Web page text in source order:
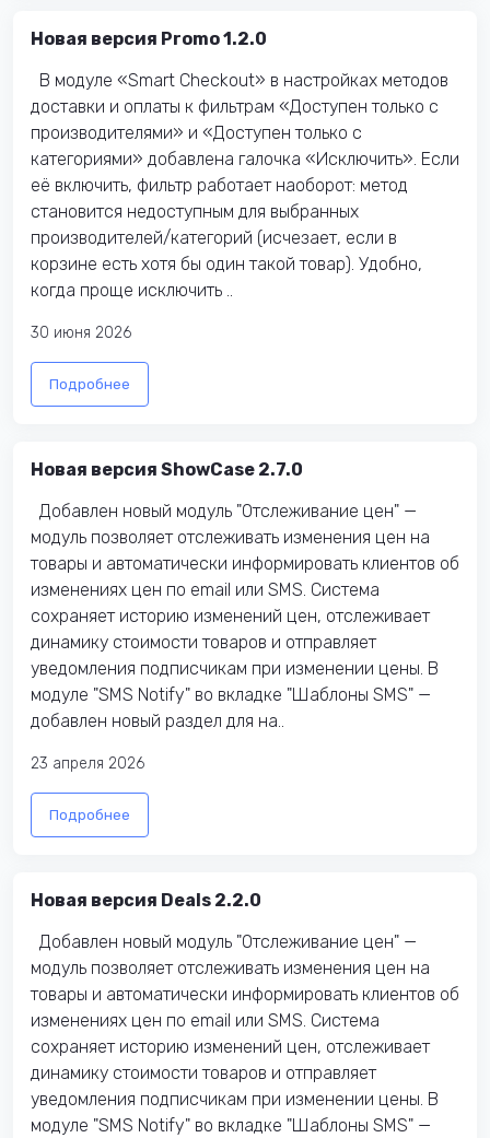
Новая версия Promo 1.2.0
В модуле «Smart Checkout» в настройках методов
доставки и оплаты к фильтрам «Доступен только с
производителями» и «Доступен только с
категориями» добавлена галочка «Исключить». Если
её включить, фильтр работает наоборот: метод
становится недоступным для выбранных
производителей/категорий (исчезает, если в
корзине есть хотя бы один такой товар). Удобно,
когда проще исключить ..
30 июня 2026
Подробнее
Новая версия ShowCase 2.7.0
Добавлен новый модуль "Отслеживание цен" —
модуль позволяет отслеживать изменения цен на
товары и автоматически информировать клиентов об
изменениях цен по email или SMS. Система
сохраняет историю изменений цен, отслеживает
динамику стоимости товаров и отправляет
уведомления подписчикам при изменении цены. В
модуле "SMS Notify" во вкладке "Шаблоны SMS" —
добавлен новый раздел для на..
23 апреля 2026
Подробнее
Новая версия Deals 2.2.0
Добавлен новый модуль "Отслеживание цен" —
модуль позволяет отслеживать изменения цен на
товары и автоматически информировать клиентов об
изменениях цен по email или SMS. Система
сохраняет историю изменений цен, отслеживает
динамику стоимости товаров и отправляет
уведомления подписчикам при изменении цены. В
модуле "SMS Notify" во вкладке "Шаблоны SMS" —